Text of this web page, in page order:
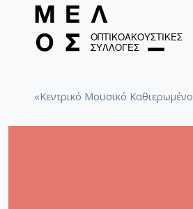
«Κεντρικό Μουσικό